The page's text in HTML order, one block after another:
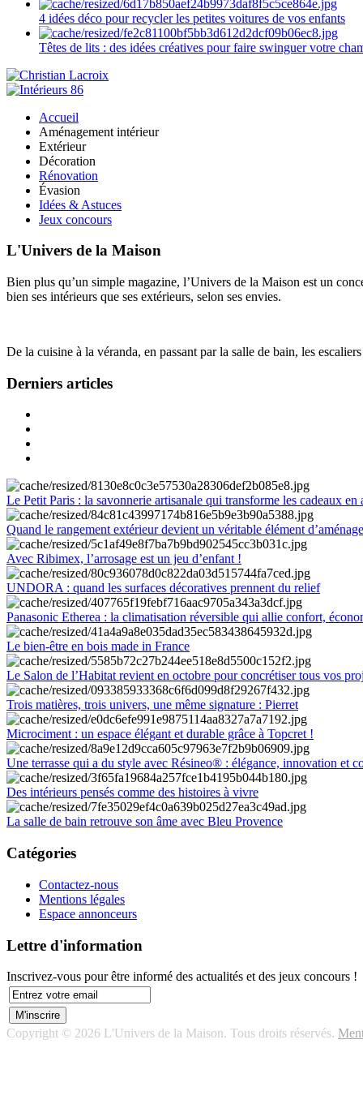
4 idées déco pour recycler les petites voitures de vos enfants
Têtes de lits : des idées créatives pour faire swinguer votre
Accueil
Aménagement intérieur
Extérieur
Décoration
Rénovation
Évasion
Idées & Astuces
Jeux concours
L'Univers de la Maison
Bien plus qu’un simple magazine, l’Univers de la Maison est un
bien ses intérieurs que ses extérieurs, selon ses envies.
De la cuisine à la véranda, en passant par la salle de bain, les
Derniers articles
Le Petit Paris : la savonnerie artisanale qui transforme les cadeaux en
Quand le rangement extérieur devient un véritable élément
Avec Ribimex, l’arrosage est un jeu d’enfant !
UNDORA : quand les surfaces décoratives prennent du relief
Panasonic Etherea : la climatisation réversible qui allie confort,
Le bien-être en bois made in France
Le Salon de l’Habitat revient en octobre pour concrétiser tous vos
Trois matières, trois univers, une même signature : Pierret
Microciment : un espace élégant et durable grâce à Topcret !
Une terrasse qui a du style avec Résineo® : élégance, innovation et
Des intérieurs pensés comme des histoires à vivre
La salle de bain retrouve son âme avec Bleu Provence
Catégories
Contactez-nous
Mentions légales
Espace annonceurs
Lettre d'information
Inscrivez-vous pour être informé des actualités et des jeux concours !
Copyright © 2026 L'Univers de la Maison. Tous droits réservés.